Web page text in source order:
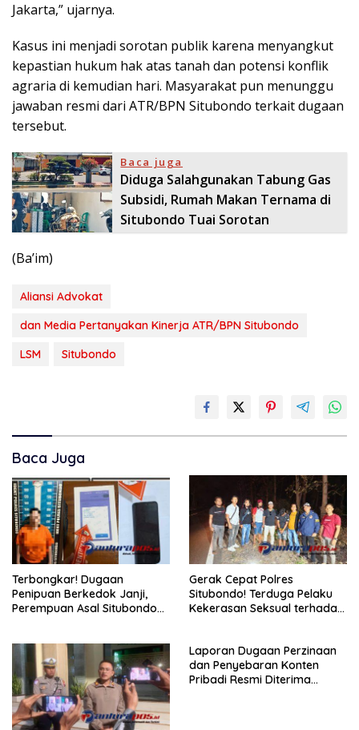
Jakarta,” ujarnya.
Kasus ini menjadi sorotan publik karena menyangkut
kepastian hukum hak atas tanah dan potensi konflik
agraria di kemudian hari. Masyarakat pun menunggu
jawaban resmi dari ATR/BPN Situbondo terkait dugaan
tersebut.
Baca juga
Diduga Salahgunakan Tabung Gas
Subsidi, Rumah Makan Ternama di
Situbondo Tuai Sorotan
(Ba’im)
Aliansi Advokat
dan Media Pertanyakan Kinerja ATR/BPN Situbondo
LSM
Situbondo
Baca Juga
Terbongkar! Dugaan
Penipuan Berkedok Janji,
Perempuan Asal Situbondo
Gerak Cepat Polres
Situbondo! Terduga Pelaku
Kekerasan Seksual terhadap
Laporan Dugaan Perzinaan
dan Penyebaran Konten
Pribadi Resmi Diterima